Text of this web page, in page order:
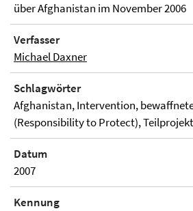
über Afghanistan im November 2006
Verfasser
Michael Daxner
Schlagwörter
Afghanistan, Intervention,
(Responsibility to Protect),
Datum
2007
Kennung